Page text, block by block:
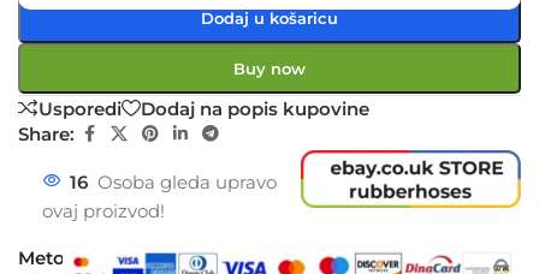
Dodaj u košaricu
Buy now
Usporedi
Dodaj na popis kupovine
Share:
16 Osoba gleda upravo
ovaj proizvod!
Metode